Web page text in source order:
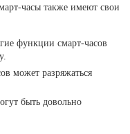
часы также имеют свои
функции смарт-часов
может разряжаться
быть довольно